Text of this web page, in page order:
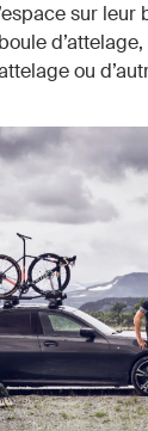
sur leur
ou